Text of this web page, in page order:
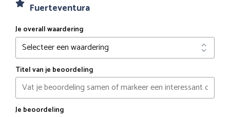
Fuerteventura
Je overall waardering
Titel van je beoordeling
Je beoordeling